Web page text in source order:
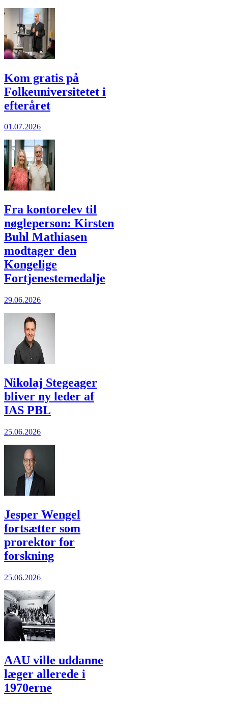
Kom gratis på
Folkeuniversitetet i
efteråret
01.07.2026
Fra kontorelev til
nøgleperson: Kirsten
Buhl Mathiasen
modtager den
Kongelige
Fortjenestemedalje
29.06.2026
Nikolaj Stegeager
bliver ny leder af
IAS PBL
25.06.2026
Jesper Wengel
fortsætter som
prorektor for
forskning
25.06.2026
AAU ville uddanne
læger allerede i
1970erne